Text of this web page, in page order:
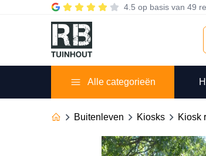
4.5 op basis van 49
Alle categorieën
Buitenleven Kiosks Kiosk